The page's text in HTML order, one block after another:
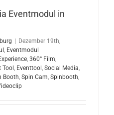
Eventmodul in
Dezember 19th,
, Eventmodul
, 360° Film,
Tool , Eventtool , Social Media,
Booth, Spin Cam, Spinbooth,